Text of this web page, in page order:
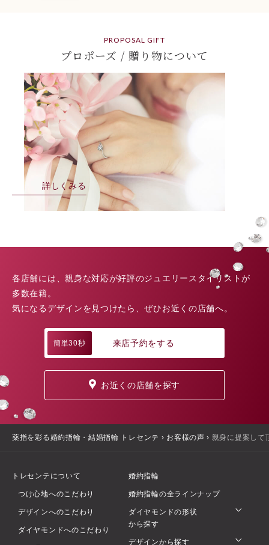
PROPOSAL GIFT
プロポーズ / 贈り物について
詳しくみる
各店舗には、親身な対応が好評のジュエリースタイリストが
多数在籍。
気になるデザインを見つけたら、ぜひお近くの店舗へ。
簡単30秒 来店予約をする
お近くの店舗を探す
薬指を彩る婚約指輪・結婚指輪 トレセンテ › お客様の声 › 親身に提案して
トレセンテについて
つけ心地へのこだわり
デザインへのこだわり
ダイヤモンドへのこだわり
婚約指輪
婚約指輪の全ラインナップ
ダイヤモンドの形状
から探す
デザインから探す